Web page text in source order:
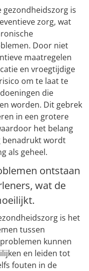
is
zorg, wat
Door niet
maatregelen
en vroegtijdige
om te laat te
die
worden. Dit gebrek
in een grotere
het belang
benadrukt wordt
als geheel.
ontstaan
wat de
is het
tussen
kunnen
en leiden tot
fouten in de